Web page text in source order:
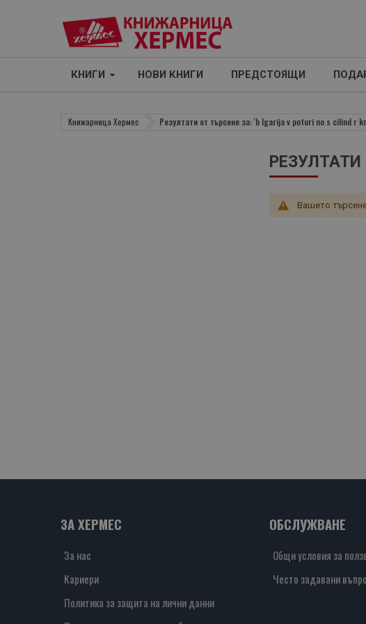
КНИГИ НОВИ КНИГИ ПРЕДСТОЯЩИ
Книжарница Хермес Резултати от търсене за: 'b lgarija v poturi no s cilind r
РЕЗУЛТАТИ
Вашето
ЗА ХЕРМЕС
За нас
Кариери
Политика за защита на лични данни
ОБСЛУЖВАНЕ
Общи условия за
Често задавани